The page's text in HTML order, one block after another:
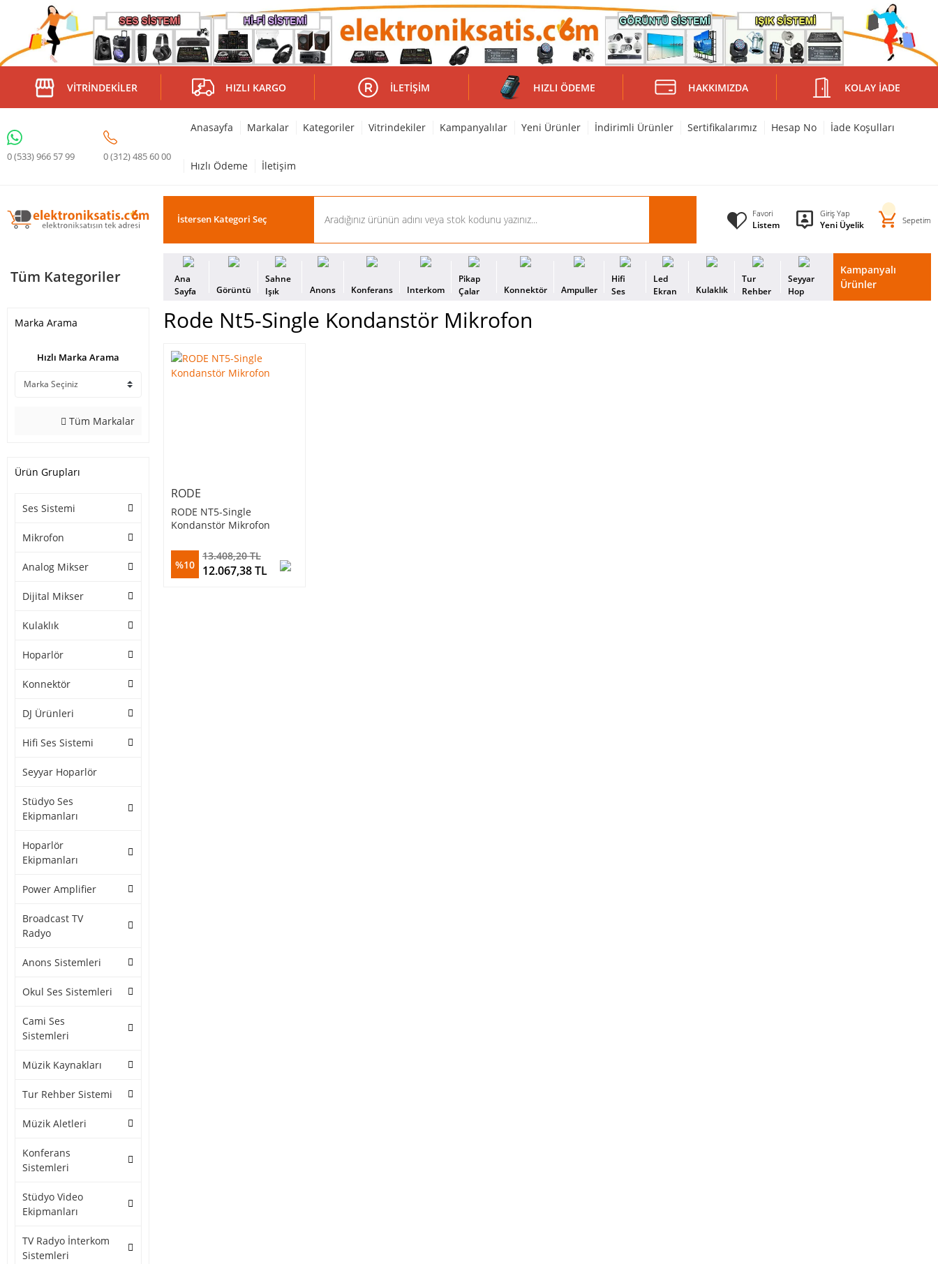
VITRINDEKILER HIZLI KARGO İLETIŞIM HIZLI ÖDEME HAKKIMIZDA KOLAY İADE
0 (533) 966 57 99 0 (312) 485 60 00
Anasayfa Markalar Kategoriler Vitrindekiler Kampanyalılar Yeni Ürünler İndirimli Ürünler Sertifikalarımız Hesap No İade Koşulları
Hızlı Ödeme İletişim
Favori
Listem
Giriş Yap
Yeni Üyelik Sepetim
Tüm Kategoriler
Ana
Sayfa
Görüntü
Sahne
Işık
Anons Konferans Interkom
Pikap
Çalar
Konnektör Ampuller
Hifi
Ses
Led
Ekran
Kulaklık
Tur
Rehber
Seyyar
Hop
Kampanyalı
Ürünler
Marka Arama
Hızlı Marka Arama
Tüm Markalar
Ürün Grupları
Ses Sistemi
Mikrofon
Analog Mikser
Dijital Mikser
Kulaklık
Hoparlör
Konnektör
DJ Ürünleri
Hifi Ses Sistemi
Seyyar Hoparlör
Stüdyo Ses
Ekipmanları
Hoparlör
Ekipmanları
Power Amplifier
Broadcast TV
Radyo
Anons Sistemleri
Okul Ses Sistemleri
Cami Ses
Sistemleri
Müzik Kaynakları
Tur Rehber Sistemi
Müzik Aletleri
Konferans
Sistemleri
Stüdyo Video
Ekipmanları
TV Radyo İnterkom
Sistemleri
Rode Nt5-Single Kondanstör Mikrofon
RODE
RODE NT5-Single
Kondanstör Mikrofon
%10
13.408,20 TL
12.067,38 TL